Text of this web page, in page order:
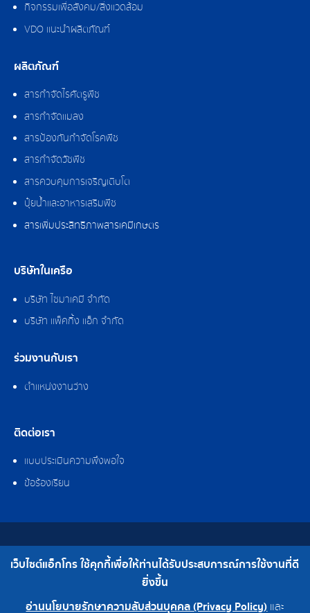
กิจกรรมเพื่อสังคม/สิ่งแวดล้อม
VDO แนะนำผลิตภัณฑ์
ผลิตภัณฑ์
สารกำจัดไรศัตรูพืช
สารกำจัดแมลง
สารป้องกันกำจัดโรคพืช
สารกำจัดวัชพืช
สารควบคุมการเจริญเติบโต
ปุ๋ยน้ำและอาหารเสริมพืช
สารเพิ่มประสิทธิภาพสารเคมีเกษตร
บริษัทในเครือ
บริษัท ไซมาเคมี จำกัด
บริษัท แพ็คกิ้ง แอ็ก จำกัด
ร่วมงานกับเรา
ตำแหน่งงานว่าง
ติดต่อเรา
แบบประเมินความพึงพอใจ
ข้อร้องเรียน
สงวนลิขสิทธิ์ © 2562 บริษัท แอ็กโกร (ประเทศไทย) จำกัด
เบอร์โทร : 0-2308-2102 | โทรสาร : 0-2308-2487
เว็บไซต์แอ็กโกร ใช้คุกกี้เพื่อให้ท่านได้รับประสบการณ์การใช้งานที่ดี
ยิ่งขึ้น
อ่านนโยบายรักษาความลับส่วนบุคคล (Privacy Policy) และ
0-2308-2102